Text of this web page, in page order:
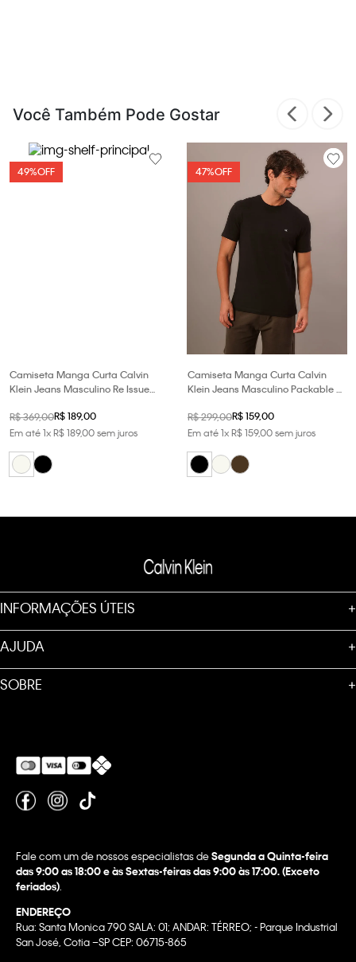
Você Também Pode Gostar
49%OFF
Camiseta Manga Curta Calvin
Klein Jeans Masculino Re Issue
R$369,00R$189,00
Em até1xR$189,00sem juros
47%OFF
Camiseta Manga Curta Calvin
Klein Jeans Masculino Packable -
R$299,00R$159,00
Em até1xR$159,00sem juros
INFORMAÇÕES ÚTEIS +
AJUDA +
SOBRE +
Fale com um de nossos especialistas deSegunda a Quinta-feira
das 9:00 as 18:00 e às Sextas-feiras das 9:00 às 17:00. (Exceto
feriados)
ENDEREÇO
Rua: Santa Monica 790 SALA: 01; ANDAR: TÉRREO; - Parque Industrial
San José, Cotia –SP CEP: 06715-865